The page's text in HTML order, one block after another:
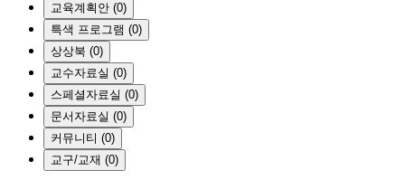
교육계획안 (0)
특색 프로그램 (0)
상상북 (0)
교수자료실 (0)
스페셜자료실 (0)
문서자료실 (0)
커뮤니티 (0)
교구/교재 (0)